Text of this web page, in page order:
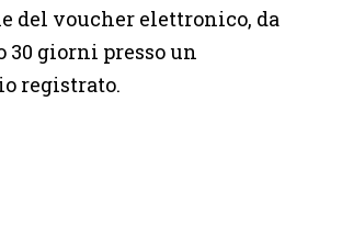
del voucher elettronico, da
30 giorni presso un
registrato.